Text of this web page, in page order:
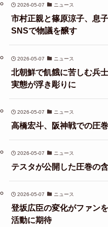
2026-05-07 ニュース
市村正親と篠原涼子、息
SNSで物議を醸す
2026-05-07 ニュース
北朝鮮で飢餓に苦しむ兵
実態が浮き彫りに
2026-05-07 ニュース
高橋宏斗、阪神戦での圧
2026-05-07 ニュース
テスタが公開した圧巻の
2026-05-07 ニュース
登坂広臣の変化がファン
活動に期待